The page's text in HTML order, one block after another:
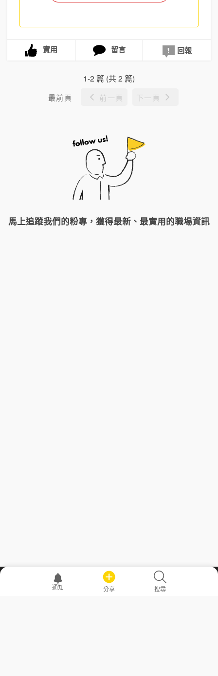
實用 留言 回報
1-2 篇 (共 2 篇)
最前頁 前一頁 下一頁
馬上追蹤我們的粉專，獲得最新、最實用的職場資訊
職場透明化運動
通知 分享 搜尋